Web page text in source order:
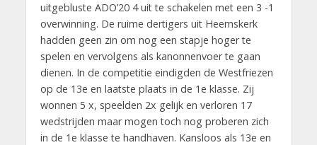
uitgebluste ADO’20 4 uit te schakelen met een 3 -1
overwinning. De ruime dertigers uit Heemskerk
hadden geen zin om nog een stapje hoger te
spelen en vervolgens als kanonnenvoer te gaan
dienen. In de competitie eindigden de Westfriezen
op de 13e en laatste plaats in de 1e klasse. Zij
wonnen 5 x, speelden 2x gelijk en verloren 17
wedstrijden maar mogen toch nog proberen zich
in de 1e klasse te handhaven. Kansloos als 13e en